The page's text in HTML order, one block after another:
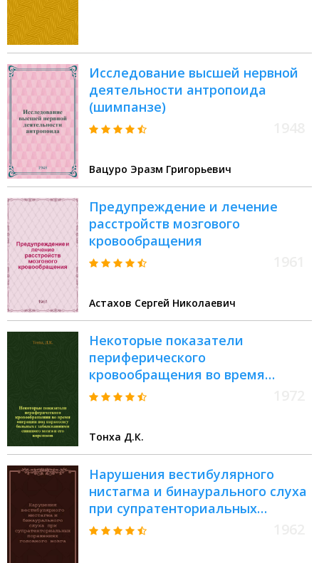
Исследование высшей нервной
деятельности антропоида
(шимпанзе)
Вацуро Эразм Григорьевич
Предупреждение и лечение
расстройств мозгового
кровообращения
Астахов Сергей Николаевич
Некоторые показатели
периферического
кровообращения во время
операции под наркозом у
Автореф. дис. на соиск. учен.
степени канд. мед. наук : (777)
Тонха Д.К.
Нарушения вестибулярного
нистагма и бинаурального слуха
при супратенториальных
поражениях головного мозга :